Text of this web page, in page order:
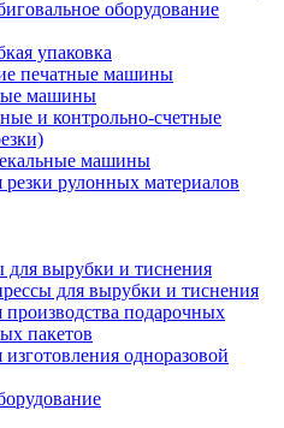
оборудование
упаковка
печатные машины
машины
и контрольно-счетные
машины
рулонных материалов
для вырубки и тиснения
для вырубки и тиснения
подарочных
пакетов
одноразовой